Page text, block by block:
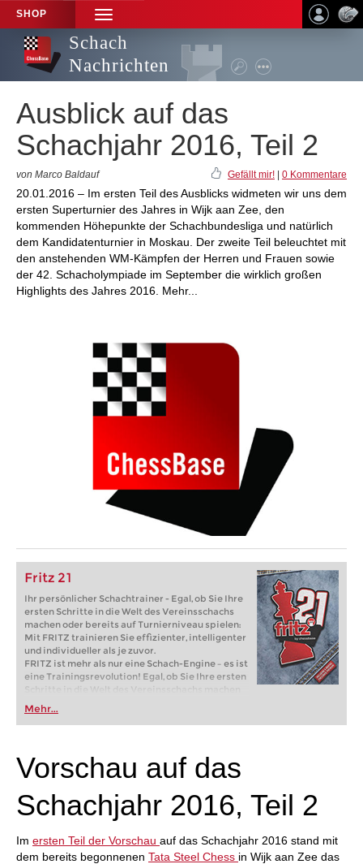
SHOP
TOGGLE
NAVIGATION
Schach
Nachrichten
Ausblick auf das
Schachjahr 2016, Teil 2
von Marco Baldauf Gefällt mir! 0 Kommentare
20.01.2016 – Im ersten Teil des Ausblicks widmeten wir uns dem
ersten Superturnier des Jahres in Wijk aan Zee, den
kommenden Höhepunkte der Schachbundesliga und natürlich
dem Kandidatenturnier in Moskau. Der zweite Teil beleuchtet mit
den anstehenden WM-Kämpfen der Herren und Frauen sowie
der 42. Schacholympiade im September die wirklich großen
Highlights des Jahres 2016. Mehr...
Fritz 21
Ihr persönlicher Schachtrainer - Egal, ob Sie Ihre
ersten Schritte in die Welt des Vereinsschachs
machen oder bereits auf Turnierniveau spielen:
Mit FRITZ trainieren Sie effizienter, intelligenter
und individueller als je zuvor.
FRITZ ist mehr als nur eine Schach-Engine – es ist
eine Trainingsrevolution! Egal, ob Sie Ihre ersten
Schritte in die Welt des Vereinsschachs machen
oder bereits auf Turnierniveau spielen: Mit
FRITZ trainieren Sie effizienter, intelligenter und
individueller als je zuvor.
Mehr...
Vorschau auf das
Schachjahr 2016, Teil 2
Im ersten Teil der Vorschau auf das Schachjahr 2016 stand mit
dem bereits begonnenen Tata Steel Chess in Wijk aan Zee das